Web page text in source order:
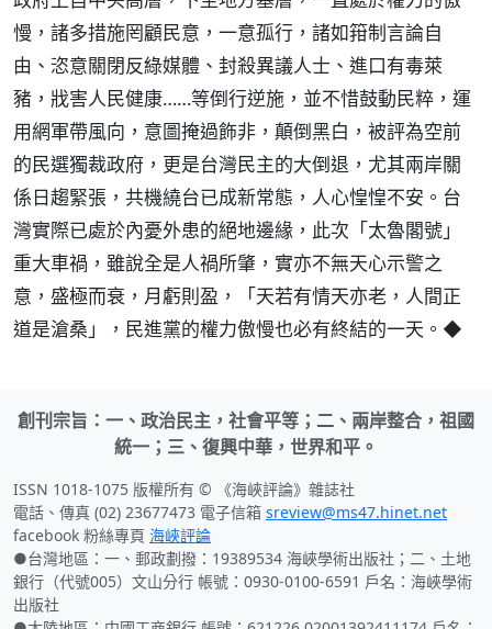
慢，諸多措施罔顧民意，一意孤行，諸如箝制言論自
由、恣意關閉反綠媒體、封殺異議人士、進口有毒萊
豬，戕害人民健康……等倒行逆施，並不惜鼓動民粹，運
用網軍帶風向，意圖掩過飾非，顛倒黑白，被評為空前
的民選獨裁政府，更是台灣民主的大倒退，尤其兩岸關
係日趨緊張，共機繞台已成新常態，人心惶惶不安。台
灣實際已處於內憂外患的絕地邊緣，此次「太魯閣號」
重大車禍，雖說全是人禍所肇，實亦不無天心示警之
意，盛極而衰，月虧則盈，「天若有情天亦老，人間正
道是滄桑」，民進黨的權力傲慢也必有終結的一天。◆
創刊宗旨：一、政治民主，社會平等；二、兩岸整合，祖國
統一；三、復興中華，世界和平。
ISSN 1018-1075 版權所有 © 《海峽評論》雜誌社
電話、傳真 (02) 23677473 電子信箱 sreview@ms47.hinet.net
facebook 粉絲專頁 海峽評論
●台灣地區：一、郵政劃撥：19389534 海峽學術出版社；二、土地
銀行（代號005）文山分行 帳號：0930-0100-6591 戶名：海峽學術
出版社